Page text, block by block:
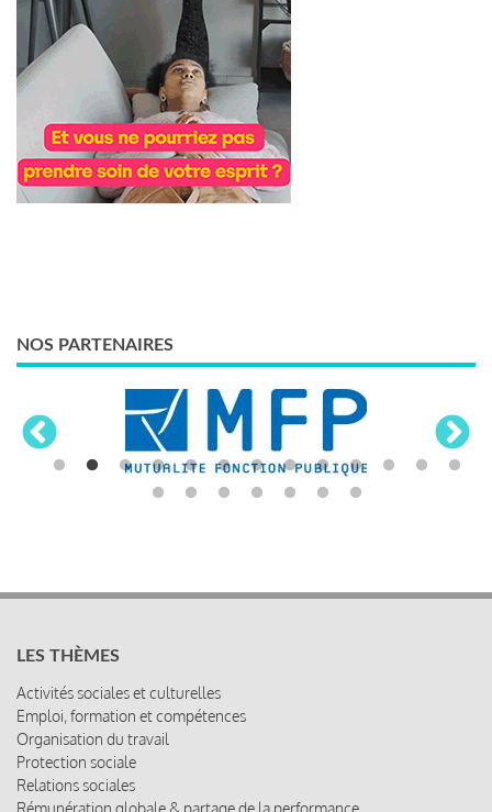
NOS PARTENAIRES
LES THÈMES
Activités sociales et culturelles
Emploi, formation et compétences
Organisation du travail
Protection sociale
Relations sociales
Rémunération globale & partage de la performance